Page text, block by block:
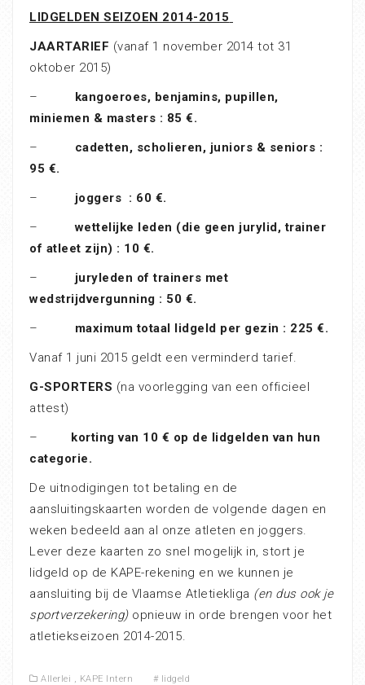
LIDGELDEN SEIZOEN 2014-2015
JAARTARIEF (vanaf 1 november 2014 tot 31
oktober 2015)
– kangoeroes, benjamins, pupillen,
miniemen & masters : 85 €.
– cadetten, scholieren, juniors & seniors :
95 €.
– joggers : 60 €.
–wettelijke leden (die geen jurylid, trainer
of atleet zijn) : 10 €.
– juryleden of trainers met
wedstrijdvergunning : 50 €.
– maximum totaal lidgeld per gezin : 225 €.
Vanaf 1 juni 2015 geldt een verminderd tarief.
G-SPORTERS (na voorlegging van een officieel
attest)
– korting van 10 € op de lidgelden van hun
categorie.
De uitnodigingen tot betaling en de
aansluitingskaarten worden de volgende dagen en
weken bedeeld aan al onze atleten en joggers.
Lever deze kaarten zo snel mogelijk in, stort je
lidgeld op de KAPE-rekening en we kunnen je
aansluiting bij de Vlaamse Atletiekliga (en dus ook je
sportverzekering)opnieuw in orde brengen voor het
atletiekseizoen 2014-2015.
Allerlei , KAPE Intern # lidgeld